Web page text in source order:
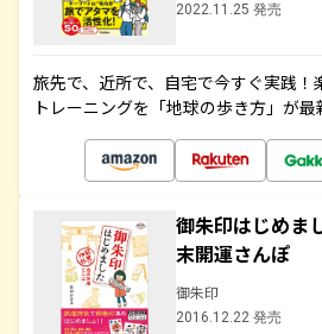
2022.11.25 発売
旅先で、近所で、自宅で今すぐ実践！
トレーニングを「地球の歩き方」が
御朱印はじめ
末開運さんぽ
御朱印
2016.12.22 発売